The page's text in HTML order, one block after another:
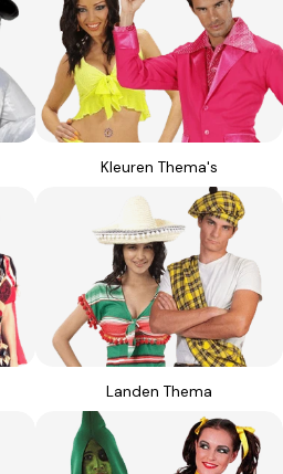
Kleuren Thema's
Landen Thema